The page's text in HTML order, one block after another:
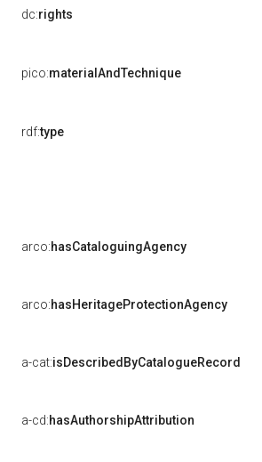
dc:rights
pico:materialAndTechnique
rdf:type
arco:hasCataloguingAgency
arco:hasHeritageProtectionAgency
a-cat:isDescribedByCatalogueRecord
a-cd:hasAuthorshipAttribution